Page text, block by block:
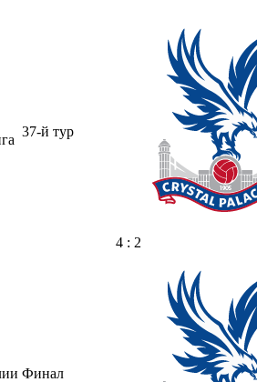
37-й тур
4 : 2
Финал